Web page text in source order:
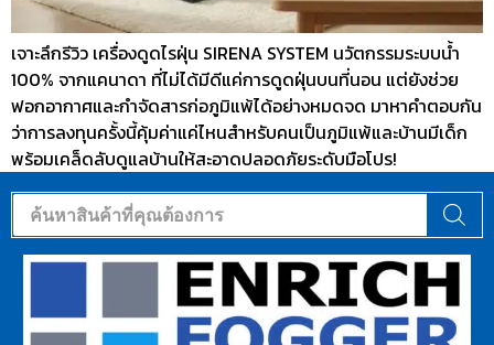
เจาะลึกรีวิว เครื่องดูดไรฝุ่น SIRENA SYSTEM นวัตกรรมระบบน้ำ
100% จากแคนาดา ที่ไม่ได้มีดีแค่การดูดฝุ่นบนที่นอน แต่ยังช่วย
ฟอกอากาศและกำจัดสารก่อภูมิแพ้ได้อย่างหมดจด มาหาคำตอบกัน
ว่าการลงทุนครั้งนี้คุ้มค่าแค่ไหนสำหรับคนเป็นภูมิแพ้และบ้านมีเด็ก
พร้อมเคล็ดลับดูแลบ้านให้สะอาดปลอดภัยระดับมือโปร!